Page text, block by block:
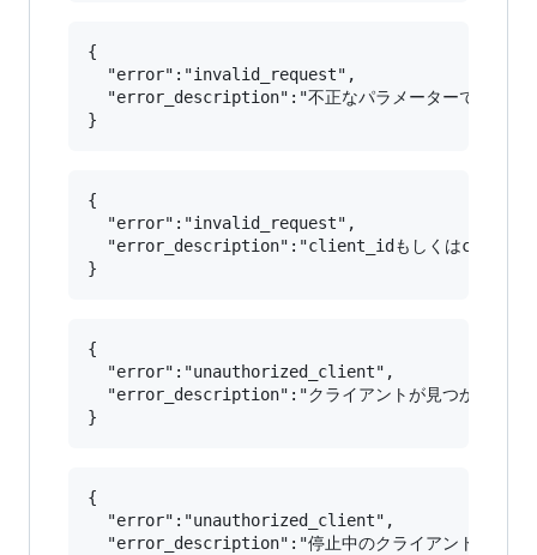
{
  "error":"invalid_request",
  "error_description":"不正なパラメーターです。"
{
  "error":"invalid_request",
"error_description":"client_idもしくは
{
  "error":"unauthorized_client",
"error_description":"クライアントが見つかりませ
{
  "error":"unauthorized_client",
  "error_description":"停止中のクライアントです。"